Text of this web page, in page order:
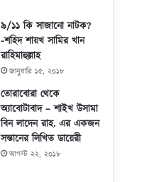
৯/১১ কি সাজানো নাটক?
-শহিদ শায়খ সামির খান
রাহিমাহুল্লাহ
জানুয়ারি ১৫, ২০১৮
তোরাবোরা থেকে
অ্যাবোটাবাদ – শাইখ উসামা
বিন লাদেন রাহ. এর একজন
সন্তানের লিখিত ডায়েরী
আগস্ট ২২, ২০১৮